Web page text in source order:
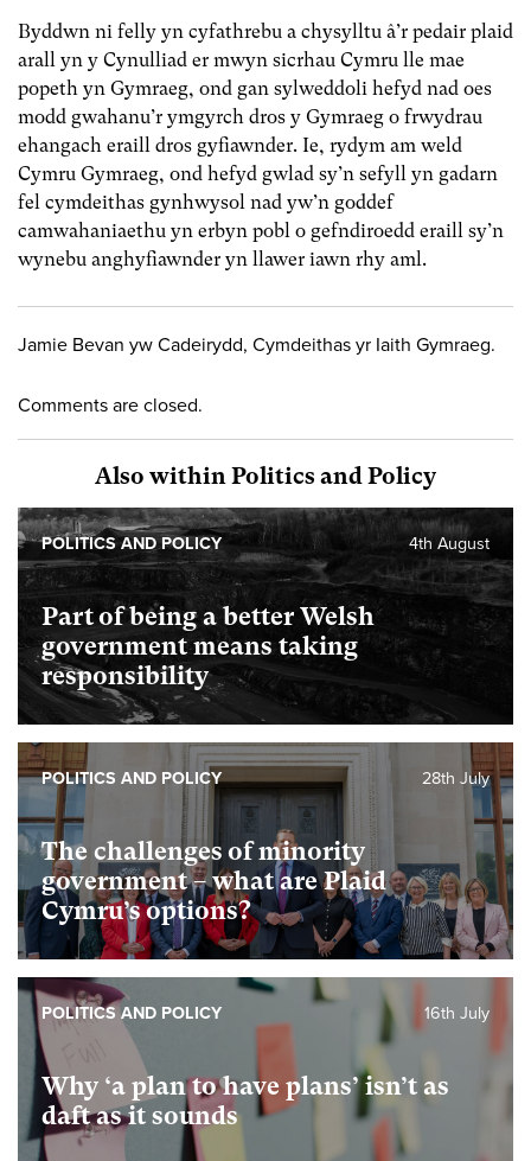
Byddwn ni felly yn cyfathrebu a chysylltu â’r pedair plaid
arall yn y Cynulliad er mwyn sicrhau Cymru lle mae
popeth yn Gymraeg, ond gan sylweddoli hefyd nad oes
modd gwahanu’r ymgyrch dros y Gymraeg o frwydrau
ehangach eraill dros gyfiawnder. Ie, rydym am weld
Cymru Gymraeg, ond hefyd gwlad sy’n sefyll yn gadarn
fel cymdeithas gynhwysol nad yw’n goddef
camwahaniaethu yn erbyn pobl o gefndiroedd eraill sy’n
wynebu anghyfiawnder yn llawer iawn rhy aml.
Jamie Bevan yw Cadeirydd, Cymdeithas yr Iaith Gymraeg.
Comments are closed.
Also within Politics and Policy
Part of being a better Welsh
government means taking
responsibility
4th August
POLITICS AND POLICY
The challenges of minority
government – what are Plaid
Cymru’s options?
28th July
POLITICS AND POLICY
Why ‘a plan to have plans’ isn’t as
daft as it sounds
16th July
POLITICS AND POLICY